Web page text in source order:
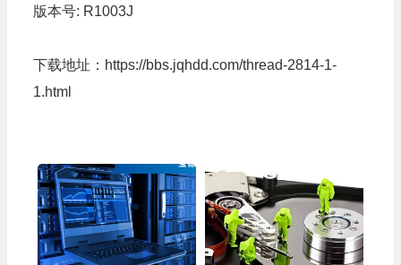
版本号: R1003J
下载地址： https://bbs.jqhdd.com/thread-2814-1-
1.html